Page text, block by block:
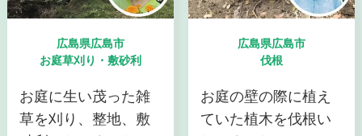
広島県広島市
お庭草刈り・敷砂利
お庭に生い茂った雑
草を刈り、整地、敷
広島県広島市
伐根
お庭の壁の際に植え
ていた植木を伐根い